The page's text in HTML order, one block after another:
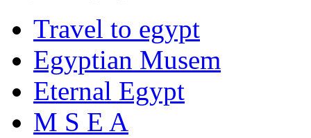
Travel to egypt
Egyptian Musem
Eternal Egypt
M S E A